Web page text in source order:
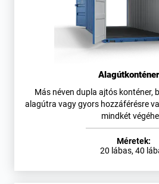
Más néven dupla ajtós konténer,
alagútra vagy gyors hozzáférésre
mindkét
Méretek:
20 lábas, 40